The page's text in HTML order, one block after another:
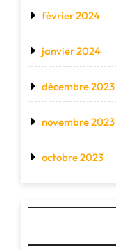
février 2024
janvier 2024
décembre 2023
novembre 2023
octobre 2023